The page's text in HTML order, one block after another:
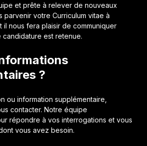
et prête à relever de nouveaux
parvenir votre Curriculum vitae à
il nous fera plaisir de communiquer
est retenue.
?
ou information supplémentaire,
contacter. Notre équipe
répondre à vos interrogations et vous
vous avez besoin.